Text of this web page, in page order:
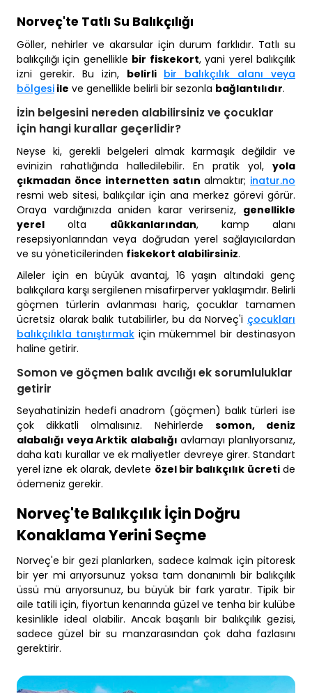
Norveç'te Tatlı Su Balıkçılığı
Göller, nehirler ve akarsular için durum farklıdır. Tatlı su
balıkçılığı için genellikle bir fiskekort, yani yerel balıkçılık
izni gerekir. Bu izin, belirli bir balıkçılık alanı veya
bölgesi ile ve genellikle belirli bir sezonla bağlantılıdır.
İzin belgesini nereden alabilirsiniz ve çocuklar
için hangi kurallar geçerlidir?
Neyse ki, gerekli belgeleri almak karmaşık değildir ve
evinizin rahatlığında halledilebilir. En pratik yol, yola
çıkmadan önce internetten satın almaktır; inatur.no
resmi web sitesi, balıkçılar için ana merkez görevi görür.
Oraya vardığınızda aniden karar verirseniz, genellikle
yerel olta dükkanlarından, kamp alanı
resepsiyonlarından veya doğrudan yerel sağlayıcılardan
ve su yöneticilerinden fiskekort alabilirsiniz.
Aileler için en büyük avantaj, 16 yaşın altındaki genç
balıkçılara karşı sergilenen misafirperver yaklaşımdır. Belirli
göçmen türlerin avlanması hariç, çocuklar tamamen
ücretsiz olarak balık tutabilirler, bu da Norveç'i çocukları
balıkçılıkla tanıştırmakiçin mükemmel bir destinasyon
haline getirir.
Somon ve göçmen balık avcılığı ek sorumluluklar
getirir
Seyahatinizin hedefi anadrom (göçmen) balık türleri ise
çok dikkatli olmalısınız. Nehirlerde somon, deniz
alabalığı veya Arktik alabalığı avlamayı planlıyorsanız,
daha katı kurallar ve ek maliyetler devreye girer. Standart
yerel izne ek olarak, devlete özel bir balıkçılık ücretide
ödemeniz gerekir.
Norveç'te Balıkçılık İçin Doğru
Konaklama Yerini Seçme
Norveç'e bir gezi planlarken, sadece kalmak için pitoresk
bir yer mi arıyorsunuz yoksa tam donanımlı bir balıkçılık
üssü mü arıyorsunuz, bu büyük bir fark yaratır. Tipik bir
aile tatili için, fiyortun kenarında güzel ve tenha bir kulübe
kesinlikle ideal olabilir. Ancak başarılı bir balıkçılık gezisi,
sadece güzel bir su manzarasından çok daha fazlasını
gerektirir.